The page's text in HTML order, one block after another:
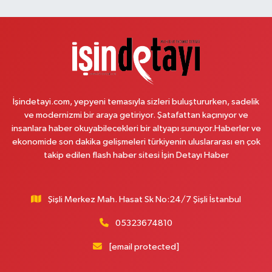
0 (216) 550 77 77
Üsküdar Çarşı Eczanesi
Üsküdar Hastanesi yanı
0 (216) 310 59 23 Yol Tarifi Al
İşindetayi.com, yepyeni temasıyla sizleri buluştururken, sadelik
ve modernizmi bir araya getiriyor. Şatafattan kaçınıyor ve
insanlara haber okuyabilecekleri bir altyapı sunuyor.Haberler ve
ekonomide son dakika gelişmeleri türkiyenin uluslararası en çok
takip edilen flash haber sitesi İşin Detayı Haber
Şişli Merkez Mah. Hasat Sk No:24/7 Şişli İstanbul
05323674810
[email protected]